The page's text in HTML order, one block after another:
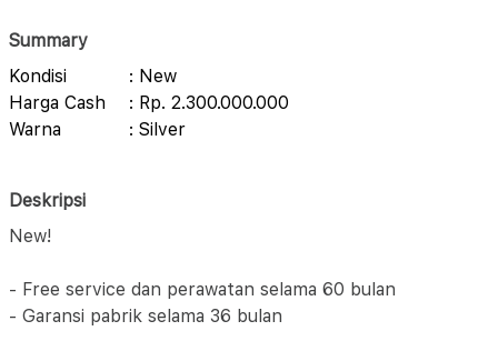
Summary
Kondisi
: New
Harga Cash
: Rp. 2.300.000.000
Warna
: Silver
Deskripsi
New!
- Free service dan perawatan selama 60 bulan
- Garansi pabrik selama 36 bulan